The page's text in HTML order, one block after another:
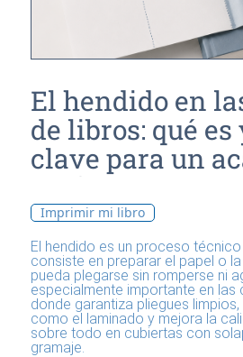
El hendido en
de libros: qué es
clave para un
profesional
Imprimir mi libro
El hendido es un proceso
consiste en preparar el papel o
pueda plegarse sin romperse ni
especialmente importante en las
donde garantiza pliegues
como el laminado y mejora la
sobre todo en cubiertas con
gramaje.